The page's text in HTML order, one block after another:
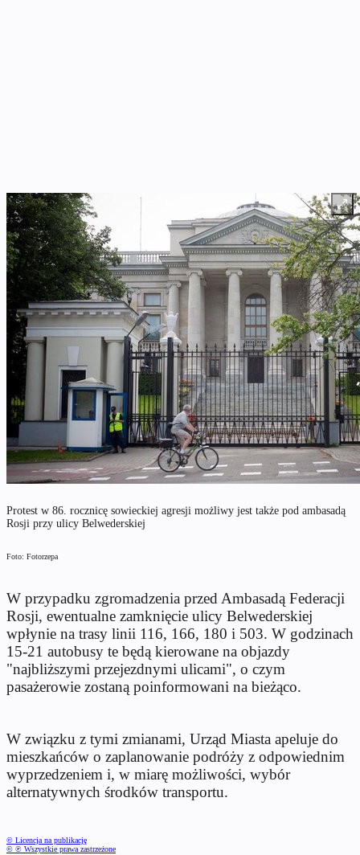
Protest w 86. rocznicę sowieckiej agresji możliwy jest także pod ambasadą
Rosji przy ulicy Belwederskiej
Foto: Fotorzepa
W przypadku zgromadzenia przed Ambasadą Federacji
Rosji, ewentualne zamknięcie ulicy Belwederskiej
wpłynie na trasy linii 116, 166, 180 i 503. W godzinach
15-21 autobusy te będą kierowane na objazdy
"najbliższymi przejezdnymi ulicami", o czym
pasażerowie zostaną poinformowani na bieżąco.
W związku z tymi zmianami, Urząd Miasta apeluje do
mieszkańców o zaplanowanie podróży z odpowiednim
wyprzedzeniem i, w miarę możliwości, wybór
alternatywnych środków transportu.
© Licencja na publikację
© ℗ Wszystkie prawa zastrzeżone